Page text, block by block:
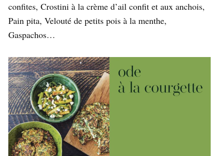
confites, Crostini à la crème d’ail confit et aux anchois,
Pain pita, Velouté de petits pois à la menthe,
Gaspachos…